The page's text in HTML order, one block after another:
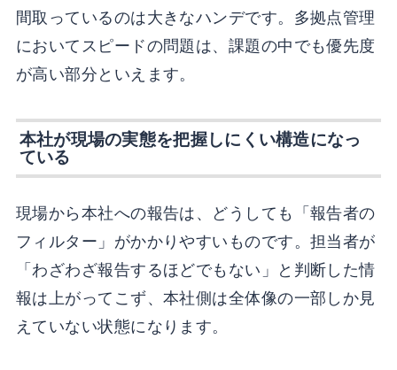
間取っているのは大きなハンデです。多拠点管理
においてスピードの問題は、課題の中でも優先度
が高い部分といえます。
本社が現場の実態を把握しにくい構造になっ
ている
現場から本社への報告は、どうしても「報告者の
フィルター」がかかりやすいものです。担当者が
「わざわざ報告するほどでもない」と判断した情
報は上がってこず、本社側は全体像の一部しか見
えていない状態になります。